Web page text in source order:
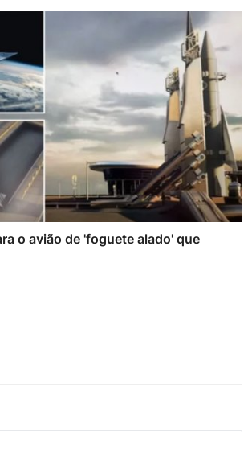
o avião de 'foguete alado' que